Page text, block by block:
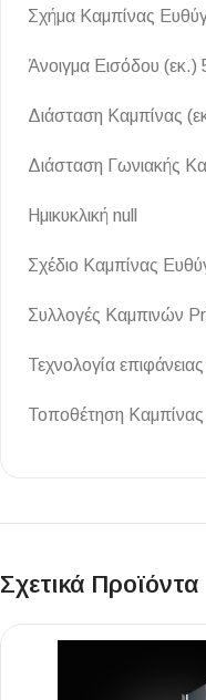
Ειδικά Τεμάχια
Σχήμα Καμπίνας
Άνοιγμα Εισόδου (εκ.)
Διάσταση Καμπίνας
Διάσταση Γωνιακής
Ημικυκλική null
Σχέδιο Καμπίνας
Συλλογές Καμπινών
Τεχνολογία
Τοποθέτηση Καμπίνας
Σχετικά Προϊόντα